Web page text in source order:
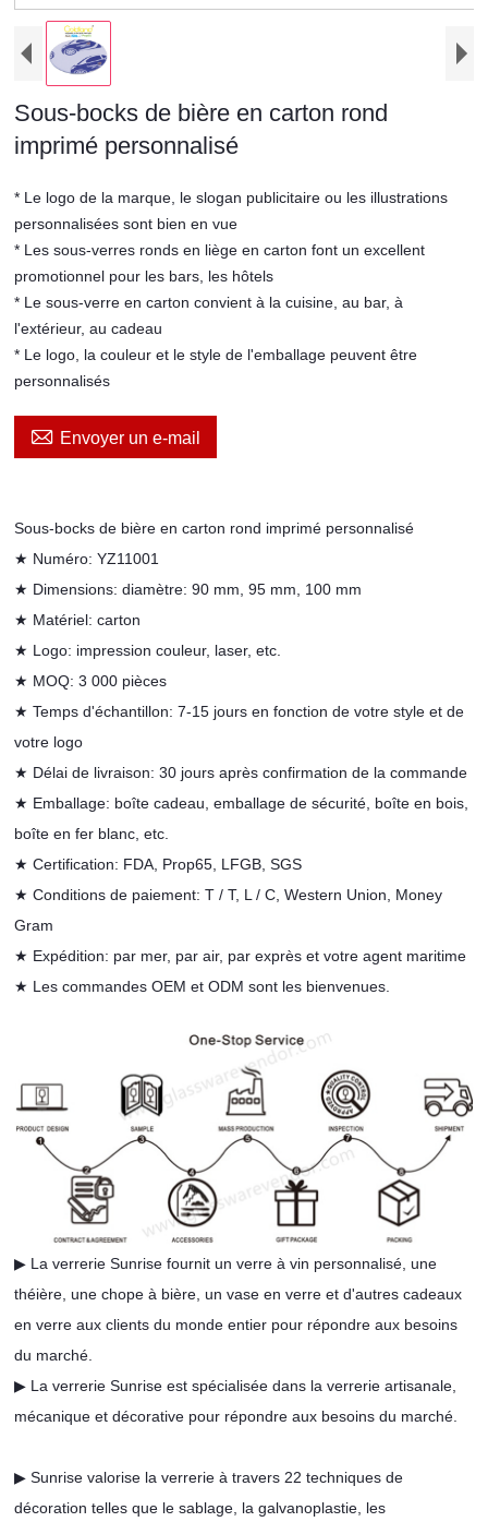
Sous-bocks de bière en carton rond
imprimé personnalisé
* Le logo de la marque, le slogan publicitaire ou les illustrations
personnalisées sont bien en vue
* Les sous-verres ronds en liège en carton font un excellent
promotionnel pour les bars, les hôtels
* Le sous-verre en carton convient à la cuisine, au bar, à
l'extérieur, au cadeau
* Le logo, la couleur et le style de l'emballage peuvent être
personnalisés
 Envoyer un e-mail
Sous-bocks de bière en carton rond imprimé personnalisé
★ Numéro: YZ11001
★ Dimensions: diamètre: 90 mm, 95 mm, 100 mm
★ Matériel: carton
★ Logo: impression couleur, laser, etc.
★ MOQ: 3 000 pièces
★ Temps d'échantillon: 7-15 jours en fonction de votre style et de
votre logo
★ Délai de livraison: 30 jours après confirmation de la commande
★ Emballage: boîte cadeau, emballage de sécurité, boîte en bois,
boîte en fer blanc, etc.
★Certification: FDA, Prop65, LFGB, SGS
★ Conditions de paiement: T / T, L / C, Western Union, Money
Gram
★ Expédition: par mer, par air, par exprès et votre agent maritime
★ Les commandesOEM et ODM sont les bienvenues.
▶ La verrerie Sunrise fournit un verre à vin personnalisé, une
théière, une chope à bière, un vase en verre et d'autres cadeaux
en verre aux clients du monde entier pour répondre aux besoins
du marché.
▶ La verrerie Sunrise est spécialisée dans la verrerie artisanale,
mécanique et décorative pour répondre aux besoins du marché.
▶ Sunrise valorise la verrerie à travers 22 techniques de
décoration telles que le sablage, la galvanoplastie, les